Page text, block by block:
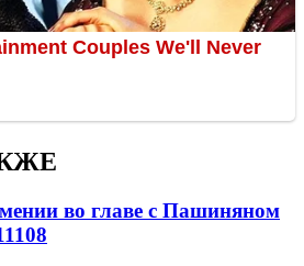
во главе с Пашиняном